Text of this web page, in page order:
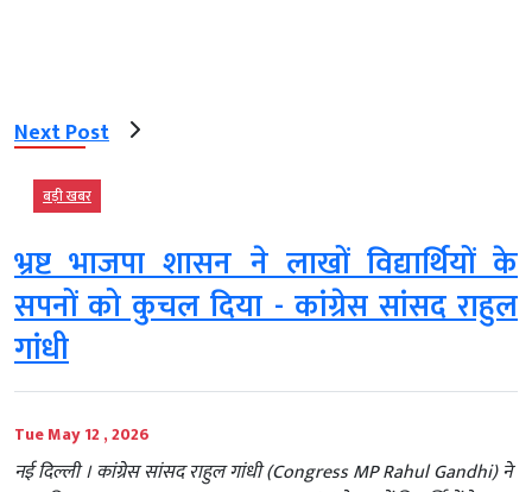
Next Post
बड़ी खबर
भ्रष्ट भाजपा शासन ने लाखों विद्यार्थियों के
सपनों को कुचल दिया - कांग्रेस सांसद राहुल
गांधी
Tue May 12 , 2026
नई दिल्ली । कांग्रेस सांसद राहुल गांधी (Congress MP Rahul Gandhi) ने